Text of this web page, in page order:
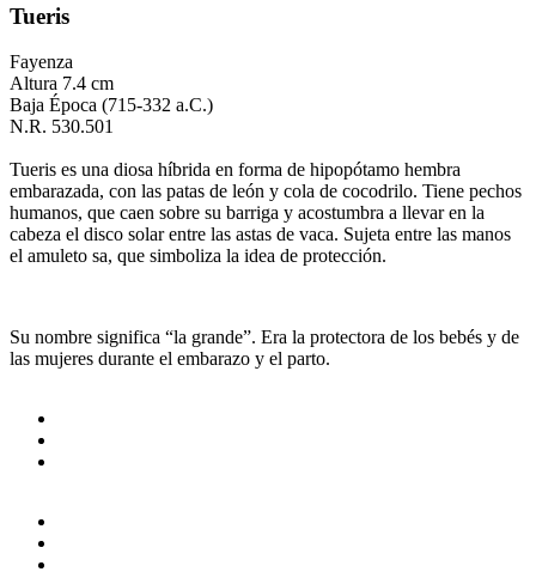
Tueris
Fayenza
Altura 7.4 cm
Baja Época (715-332 a.C.)
N.R. 530.501
Tueris es una diosa híbrida en forma de hipopótamo hembra
embarazada, con las patas de león y cola de cocodrilo. Tiene pechos
humanos, que caen sobre su barriga y acostumbra a llevar en la
cabeza el disco solar entre las astas de vaca. Sujeta entre las manos
el amuleto sa, que simboliza la idea de protección.
Su nombre significa “la grande”. Era la protectora de los bebés y de
las mujeres durante el embarazo y el parto.